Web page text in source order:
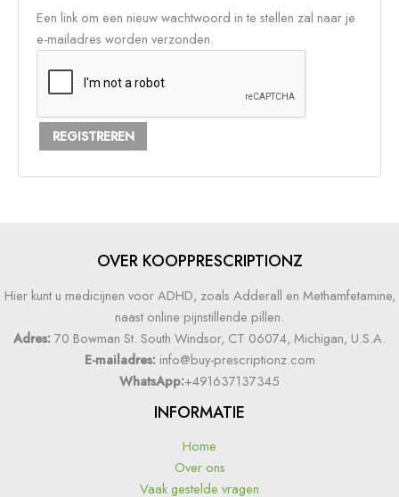
Een link om een nieuw wachtwoord in te stellen zal naar je
e-mailadres worden verzonden.
REGISTREREN
OVER KOOPPRESCRIPTIONZ
Hier kunt u medicijnen voor ADHD, zoals Adderall en Methamfetamine,
naast online pijnstillende pillen.
Adres: 70 Bowman St. South Windsor, CT 06074, Michigan, U.S.A.
E-mailadres: info@buy-prescriptionz.com
WhatsApp:+491637137345
INFORMATIE
Home
Over ons
Vaak gestelde vragen